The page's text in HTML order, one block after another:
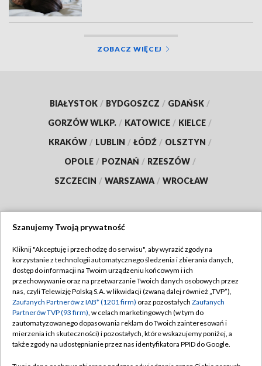
ZOBACZ WIĘCEJ
BIAŁYSTOK / BYDGOSZCZ / GDAŃSK /
GORZÓW WLKP. / KATOWICE / KIELCE /
KRAKÓW / LUBLIN / ŁÓDŹ / OLSZTYN /
OPOLE / POZNAŃ / RZESZÓW /
SZCZECIN / WARSZAWA / WROCŁAW
TVP
Abonament TVP
Emisja w TVP
Centrum informacji TVP
Naziemna Telewizja Cyfrowa
Regulamin TVP
Polityka prywatności
Moje zgody
Pomoc
Szanujemy Twoją prywatność
Kliknij "Akceptuję i przechodzę do serwisu", aby wyrazić zgody na
korzystanie z technologii automatycznego śledzenia i zbierania danych,
dostęp do informacji na Twoim urządzeniu końcowym i ich
przechowywanie oraz na przetwarzanie Twoich danych osobowych przez
nas, czyli Telewizję Polską S.A. w likwidacji (zwaną dalej również „TVP”),
Zaufanych Partnerów z IAB* (1201 firm) oraz pozostałych Zaufanych
Partnerów TVP (93 firm), w celach marketingowych (w tym do
zautomatyzowanego dopasowania reklam do Twoich zainteresowań i
mierzenia ich skuteczności) i pozostałych, które wskazujemy poniżej, a
także zgody na udostępnianie przez nas identyfikatora PPID do Google.